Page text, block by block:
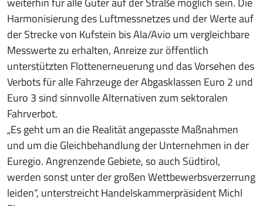
Harmonisierung des Luftmessnetzes und der Werte auf
der Strecke von Kufstein bis Ala/Avio um vergleichbare
Messwerte zu erhalten, Anreize zur öffentlich
unterstützten Flottenerneuerung und das Vorsehen des
Verbots für alle Fahrzeuge der Abgasklassen Euro 2 und
Euro 3 sind sinnvolle Alternativen zum sektoralen
Fahrverbot.
„Es geht um an die Realität angepasste Maßnahmen
und um die Gleichbehandlung der Unternehmen in der
Euregio. Angrenzende Gebiete, so auch Südtirol,
werden sonst unter der großen Wettbewerbsverzerrung
leiden“, unterstreicht Handelskammerpräsident Michl